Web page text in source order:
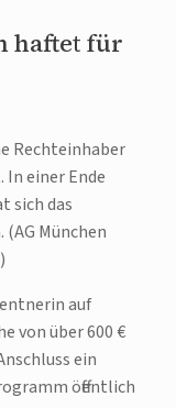
haftet für
Rechteinhaber
einer Ende
sich das
München
auf
von über 600 €
ein
öffentlich